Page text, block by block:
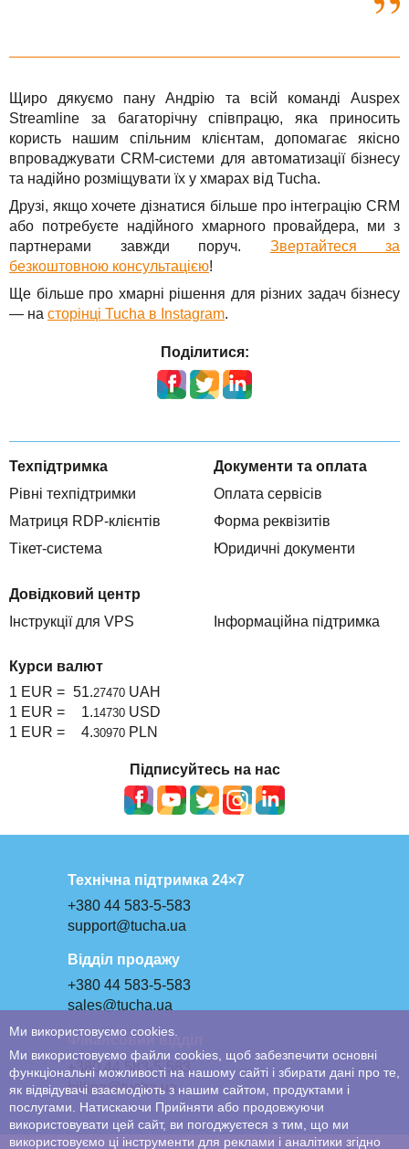
Щиро дякуємо пану Андрію та всій команді Auspex
Streamline за багаторічну співпрацю, яка приносить
користь нашим спільним клієнтам, допомагає якісно
впроваджувати CRM-системи для автоматизації бізнесу
та надійно розміщувати їх у хмарах від Tucha.
Друзі, якщо хочете дізнатися більше про інтеграцію CRM
або потребуєте надійного хмарного провайдера, ми з
партнерами завжди поруч. Звертайтеся за
безкоштовною консультацією!
Ще більше про хмарні рішення для різних задач бізнесу
— на сторінці Tucha в Instagram.
Поділитися:
Техпідтримка
Рівні техпідтримки
Матриця RDP-клієнтів
Тікет-система
Документи та оплата
Оплата сервісів
Форма реквізитів
Юридичні документи
Довідковий центр
Інструкції для VPS
Інформаційна підтримка
Курси валют
1 EUR = 51.27470 UAH
1 EUR =
1.14730 USD
1 EUR =
4.30970 PLN
Підписуйтесь на нас
Технічна підтримка 24×7
+380 44 583-5-583
support@tucha.ua
Відділ продажу
+380 44 583-5-583
sales@tucha.ua
Фінансовий відділ
+380 44 583-5-583
billing@tucha.ua
Ми використовуємо cookies.
Ми використовуємо файли cookies, щоб забезпечити основні
функціональні можливості на нашому сайті і збирати дані про те,
як відвідувачі взаємодіють з нашим сайтом, продуктами і
послугами. Натискаючи Прийняти або продовжуючи
використовувати цей сайт, ви погоджуєтеся з тим, що ми
використовуємо ці інструменти для реклами і аналітики згідно